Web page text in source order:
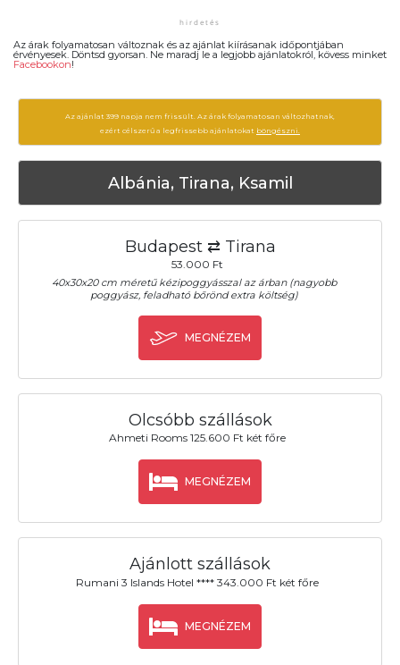
Az árak folyamatosan változnak és az ajánlat kiírásanak időpontjában
érvényesek. Döntsd gyorsan. Ne maradj le a legjobb ajánlatokról, kövess minket
Facebookon!
Az ajánlat 399 napja nem frissült. Az árak folyamatosan változhatnak,
ezért célszerű a legfrissebb ajánlatokat böngészni.
Albánia, Tirana, Ksamil
Budapest ⇄ Tirana
53.000 Ft
40x30x20 cm méretű kézipoggyásszal az árban (nagyobb
poggyász, feladható bőrönd extra költség)
MEGNÉZEM
Olcsóbb szállások
Ahmeti Rooms 125.600 Ft két főre
MEGNÉZEM
Ajánlott szállások
Rumani 3 Islands Hotel **** 343.000 Ft két főre
MEGNÉZEM